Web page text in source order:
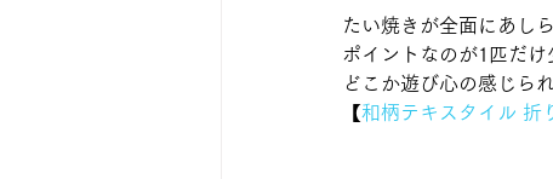
たい焼きが全面にあし
ポイントなのが1匹だ
どこか遊び心の感じら
【和柄テキスタイル 折